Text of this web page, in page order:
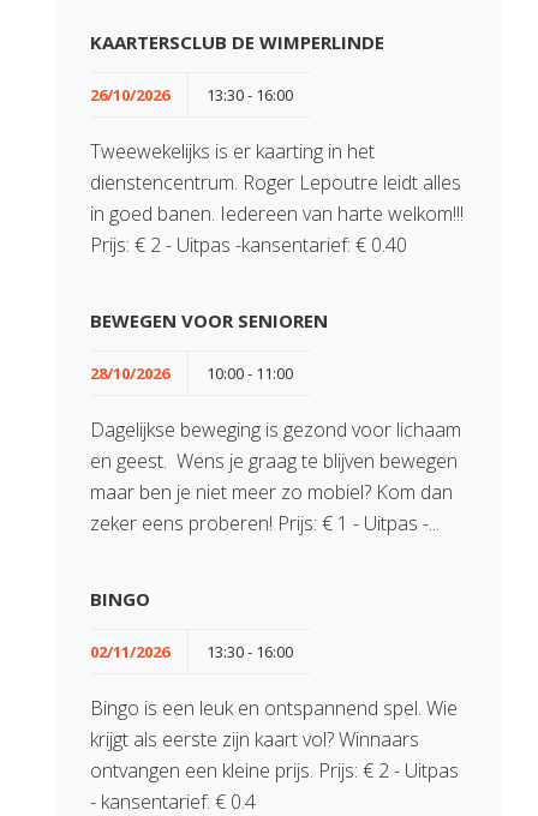
KAARTERSCLUB DE WIMPERLINDE
26/10/2026 13:30 - 16:00
Tweewekelijks is er kaarting in het
dienstencentrum. Roger Lepoutre leidt alles
in goed banen. Iedereen van harte welkom!!!
Prijs: € 2 - Uitpas -kansentarief: € 0.40
BEWEGEN VOOR SENIOREN
28/10/2026 10:00 - 11:00
Dagelijkse beweging is gezond voor lichaam
en geest. Wens je graag te blijven bewegen
maar ben je niet meer zo mobiel? Kom dan
zeker eens proberen! Prijs: € 1 - Uitpas -...
BINGO
02/11/2026 13:30 - 16:00
Bingo is een leuk en ontspannend spel. Wie
krijgt als eerste zijn kaart vol? Winnaars
ontvangen een kleine prijs. Prijs: € 2 - Uitpas
- kansentarief: € 0.4